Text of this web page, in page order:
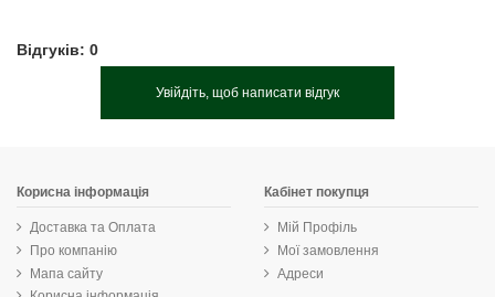
Відгуків: 0
Увійдіть, щоб написати відгук
Корисна інформація
Доставка та Оплата
Про компанію
Мапа сайту
Кабінет покупця
Мій Профіль
Мої замовлення
Адреси